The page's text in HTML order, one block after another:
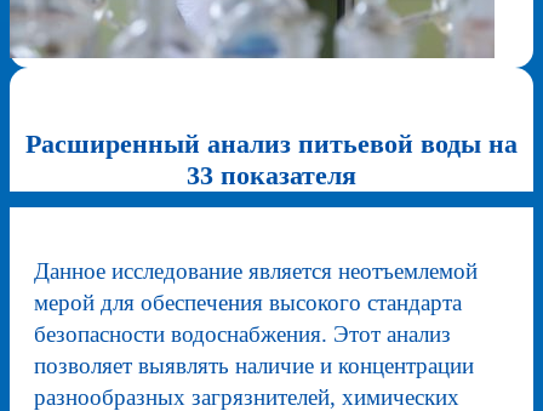
Расширенный анализ питьевой воды на
33 показателя
Данное исследование является неотъемлемой
мерой для обеспечения высокого стандарта
безопасности водоснабжения. Этот анализ
позволяет выявлять наличие и концентрации
разнообразных загрязнителей, химических